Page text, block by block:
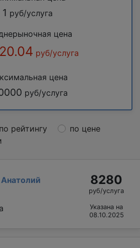
1 руб/услуга
цена
руб/услуга
цена
руб/услуга
по рейтингу
по цене
8280
руб/услуга
Указана на
08.10.2025